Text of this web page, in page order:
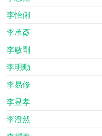
李怡俐
李承彥
李敏剛
李明勳
李易修
李昱孝
李澄然